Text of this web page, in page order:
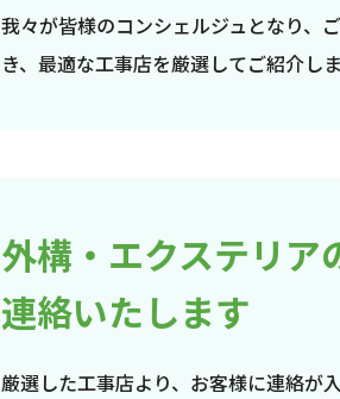
我々が皆様のコンシェルジュとなり、
き、最適な工事店を厳選してご紹介しま
外構・エクステリア
連絡いたします
厳選した工事店より、お客様に連絡が